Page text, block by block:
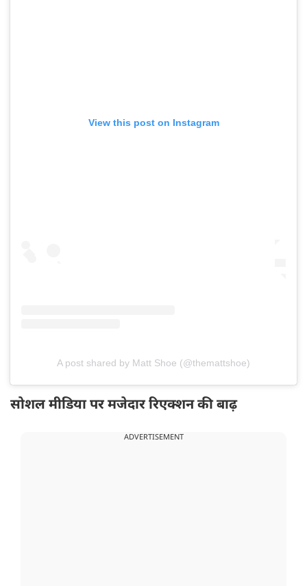
View this post on Instagram
A post shared by Matt Shoe (@themattshoe)
सोशल मीडिया पर मजेदार रिएक्शन की बाढ़
ADVERTISEMENT